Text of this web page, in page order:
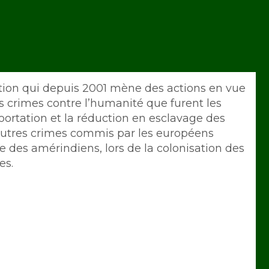
qui depuis 2001 mène des actions en vue
crimes contre l’humanité que furent les
et la réduction en esclavage des
crimes commis par les européens
des amérindiens, lors de la colonisation des